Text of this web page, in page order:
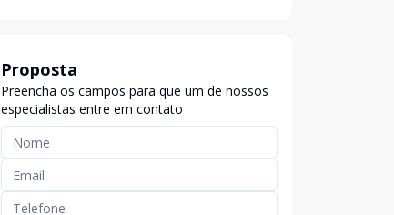
Proposta
Preencha os campos para que um de nossos
especialistas entre em contato